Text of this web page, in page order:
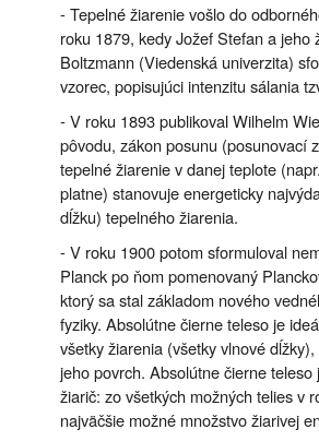
- Tepelné žiarenie vošlo do
roku 1879, kedy Jožef Stefan a jeho
Boltzmann (Viedenská univerzita)
vzorec, popisujúci intenzitu sálania
- V roku 1893 publikoval Wilhelm
pôvodu, zákon posunu (posunovací
tepelné žiarenie v danej teplote
platne) stanovuje energeticky
dĺžku) tepelného žiarenia.
- V roku 1900 potom sformuloval
Planck po ňom pomenovaný
ktorý sa stal základom nového
fyziky. Absolútne čierne teleso je
všetky žiarenia (všetky vlnové
jeho povrch. Absolútne čierne teleso
žiarič: zo všetkých možných telies v
najväčšie možné množstvo žiarivej